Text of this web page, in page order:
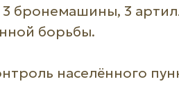
бронемашины, 3
борьбы.
населённого